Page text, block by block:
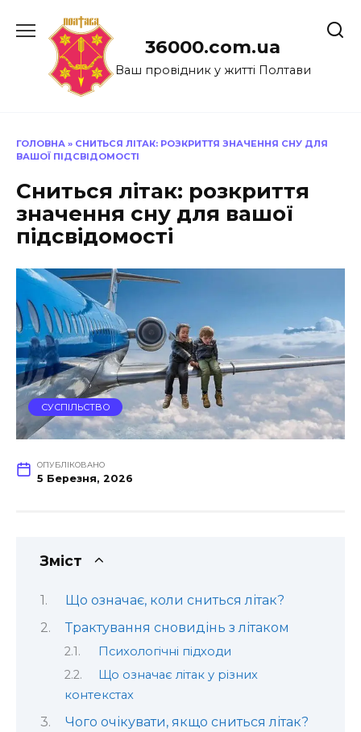
до
36000.com.ua
Ваш провідник у житті Полтави
ГОЛОВНА » СНИТЬСЯ ЛІТАК: РОЗКРИТТЯ ЗНАЧЕННЯ СНУ ДЛЯ
ВАШОЇ ПІДСВІДОМОСТІ
Сниться літак: розкриття
значення сну для вашої
підсвідомості
СУСПІЛЬСТВО
ОПУБЛІКОВАНО
5 Березня, 2026
Зміст
Що означає, коли сниться літак?
Трактування сновидінь з літаком
Психологічні підходи
Що означає літак у різних
контекстах
Чого очікувати, якщо сниться літак?